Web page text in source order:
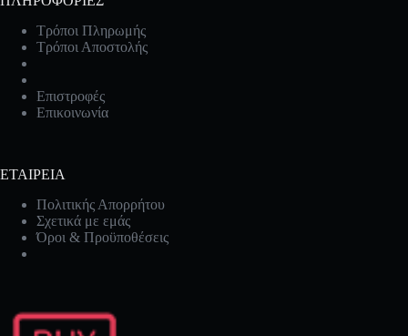
Τρόποι Πληρωμής
Τρόποι Αποστολής
Επιστροφές
Επικοινωνία
ΕΤΑΙΡΕΙΑ
Πολιτικής Απορρήτου
Σχετικά με εμάς
Όροι & Προϋποθέσεις